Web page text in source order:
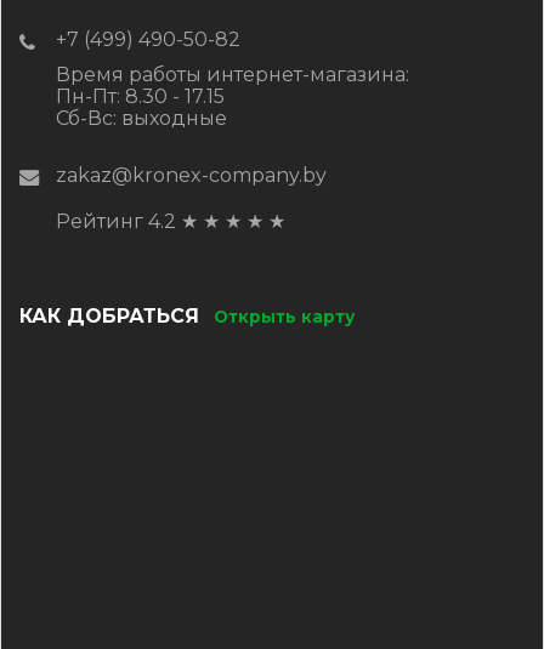
+7 (499) 490-50-82
Время работы интернет-магазина:
Пн-Пт: 8.30 - 17.15
Сб-Вс: выходные
zakaz@kronex-company.by
Рейтинг 4.2 ★ ★ ★ ★ ★
КАК ДОБРАТЬСЯ Открыть карту